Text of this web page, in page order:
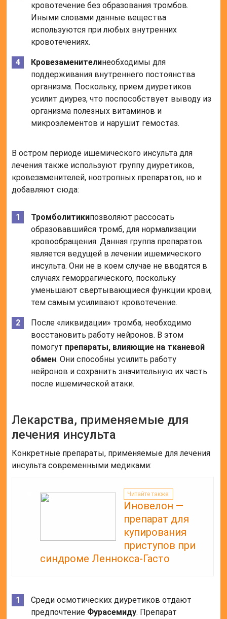
кровотечение без образования тромбов.
Иными словами данные вещества
используются при любых внутренних
кровотечениях.
Кровезаменителинеобходимы для
поддерживания внутреннего постоянства
организма. Поскольку, прием диуретиков
усилит диурез, что поспособствует выводу из
организма полезных витаминов и
микроэлементов и нарушит гемостаз.
В остром периоде ишемического инсульта для
лечения также используют группу диуретиков,
кровезаменителей, ноотропных препаратов, но и
добавляют сюда:
Тромболитикипозволяют рассосать
образовавшийся тромб, для нормализации
кровообращения. Данная группа препаратов
является ведущей в лечении ишемического
инсульта. Они не в коем случае не вводятся в
случаях геморрагического, поскольку
уменьшают свертывающиеся функции крови,
тем самым усиливают кровотечение.
После «ликвидации» тромба, необходимо
восстановить работу нейронов. В этом
помогут препараты, влияющие на тканевой
обмен. Они способны усилить работу
нейронов и сохранить значительную их часть
после ишемической атаки.
Лекарства, применяемые для
лечения инсульта
Конкретные препараты, применяемые для лечения
инсульта современными медиками:
Читайте также:
Иновелон —
препарат для
купирования
приступов при
синдроме Леннокса-Гасто
Среди осмотических диуретиков отдают
предпочтение Фурасемиду. Препарат